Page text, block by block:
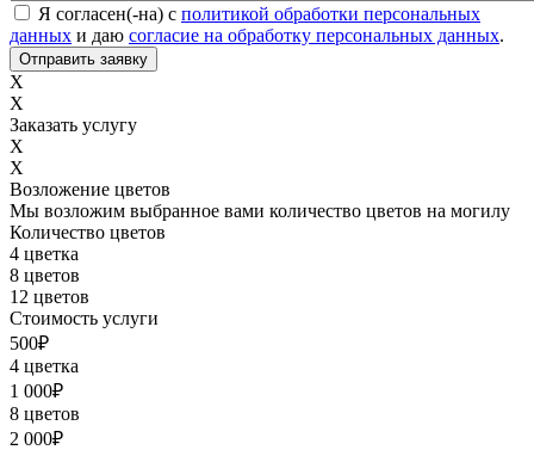
Соглашение с обработкой данных*
Я согласен(-на) с политикой обработки персональных
данных и даю согласие на обработку персональных данных.
X
X
Заказать услугу
X
X
Возложение цветов
Мы возложим выбранное вами количество цветов на могилу
Количество цветов
4 цветка
8 цветов
12 цветов
Стоимость услуги
500₽
4 цветка
1 000₽
8 цветов
2 000₽